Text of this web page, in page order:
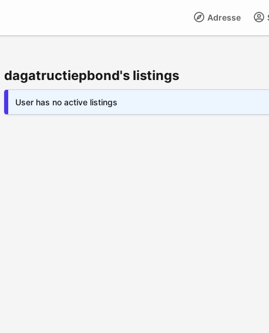
Adresse
dagatructiepbond's listings
User has no active listings